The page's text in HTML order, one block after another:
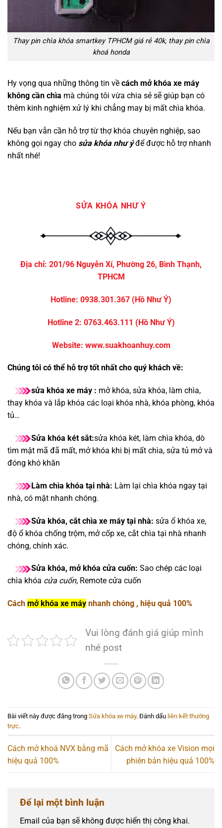
Thay pin chìa khóa smartkey TPHCM giá rẻ 40k, thay pin chìa
khoá honda
Hy vọng qua những thông tin về cách mở khóa xe máy
không cần chìa mà chúng tôi vừa chia sẻ sẽ giúp bạn có
thêm kinh nghiệm xử lý khi chẳng may bị mất chìa khóa.
Nếu bạn vẫn cần hỗ trợ từ thợ khóa chuyên nghiệp, sao
không gọi ngay cho sửa khóa như ýđể được hỗ trợ nhanh
nhất nhé!
SỬA KHÓA NHƯ Ý
Địa chỉ: 201/96 Nguyễn Xí, Phường 26, Bình Thạnh,
TPHCM
Hotline: 0938.301.367 (Hồ Như Ý)
Hotline 2: 0763.463.111 (Hồ Như Ý)
Website: www.suakhoanhuy.com
Chúng tôi có thể hỗ trợ tốt nhất cho quý khách về:
sửa khóa xe máy : mở khóa, sửa khóa, làm chìa,
thay khóa và lắp khóa các loại khóa nhà, khóa phòng, khóa
tủ…
Sửa khóa két sắt:sửa khóa két, làm chìa khóa, dò
tìm mật mã đã mất, mở khóa khi bị mất chìa, sửa tủ mở và
đóng khó khăn
Làm chìa khóa tại nhà: Làm lại chìa khóa ngay tại
nhà, có mặt nhanh chóng.
Sửa khóa, cắt chìa xe máy tại nhà: sửa ổ khóa xe,
độ ổ khóa chống trộm, mở cốp xe, cắt chìa tại nhà nhanh
chóng, chính xác.
Sửa khóa, mở khóa cửa cuốn: Sao chép các loại
chìa khóa cửa cuốn, Remote cửa cuốn
Cách mở khóa xe máy nhanh chóng , hiệu quả 100%
Vui lòng đánh giá giúp mình
nhé post
Bài viết này được đăng trong Sửa khóa xe máy. Đánh dấu liên kết thường
trực.
Cách mở khoá NVX bằng mã
hiệu quả 100%
Cách mở khóa xe Vision mọi
phiên bản hiệu quả 100%
Để lại một bình luận
Email của bạn sẽ không được hiển thị công khai.